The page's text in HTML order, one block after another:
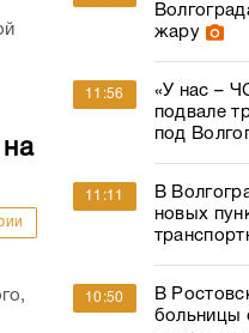
жару
11:56
«У нас –
подвале
под
11:11
В
новых
10:50
В
больницы